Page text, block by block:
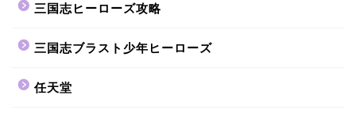
三国志ヒーローズ攻略
三国志ブラスト少年ヒーローズ
任天堂